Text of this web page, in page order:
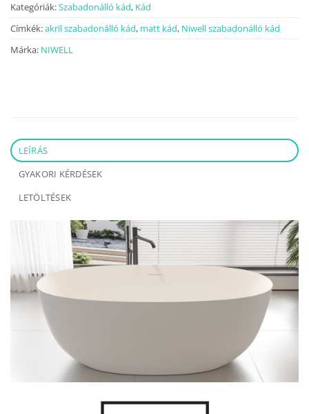
Kategóriák:Szabadonálló kád, Kád
Címkék:akril szabadonálló kád, matt kád, Niwell szabadonálló kád
Márka: NIWELL
LEÍRÁS
GYAKORI KÉRDÉSEK
LETÖLTÉSEK